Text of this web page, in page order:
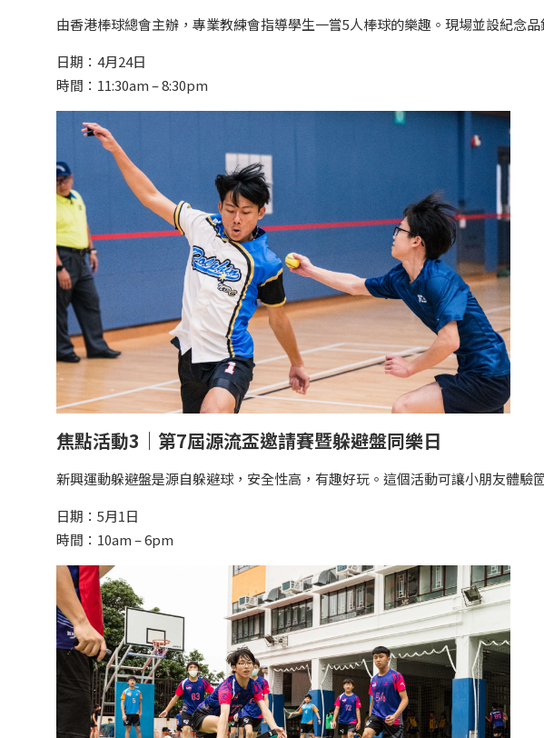
由香港棒球總會主辦，專業教練會指導學生一嘗5人棒球的樂趣。現場並設紀念
日期：4月24日
時間：11:30am – 8:30pm
焦點活動3｜第7屆源流盃邀請賽暨躲避盤同樂日
新興運動躲避盤是源自躲避球，安全性高，有趣好玩。這個活動可讓小朋友體驗
日期：5月1日
時間：10am – 6pm